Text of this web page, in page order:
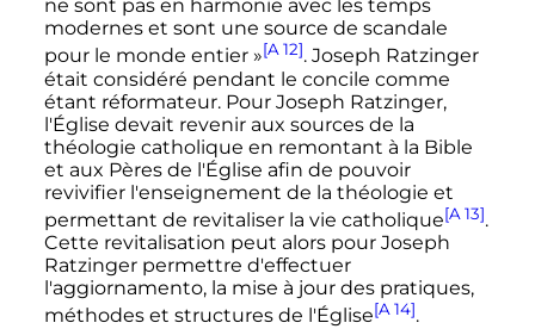
ne sont pas en harmonie avec les temps
modernes et sont une source de scandale
pour le monde entier »[A 12]. Joseph Ratzinger
était considéré pendant le concile comme
étant réformateur. Pour Joseph Ratzinger,
l'Église devait revenir aux sources de la
théologie catholique en remontant à la Bible
et aux Pères de l'Église afin de pouvoir
revivifier l'enseignement de la théologie et
permettant de revitaliser la vie catholique[A 13].
Cette revitalisation peut alors pour Joseph
Ratzinger permettre d'effectuer
l'aggiornamento, la mise à jour des pratiques,
méthodes et structures de l'Église[A 14].